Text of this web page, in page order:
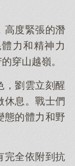
高度緊張的潛
力和精神力
穿山越嶺。
，劉雲立刻醒
休息。戰士們
態的體力和野
完全依附到抗